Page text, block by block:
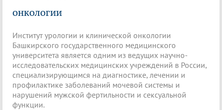
онкологии
Институт урологии и клинической онкологии
Башкирского государственного медицинского
университета является одним из ведущих научно-
исследовательских медицинских учреждений в России,
специализирующимся на диагностике, лечении и
профилактике заболеваний мочевой системы и
нарушений мужской фертильности и сексуальной
функции.